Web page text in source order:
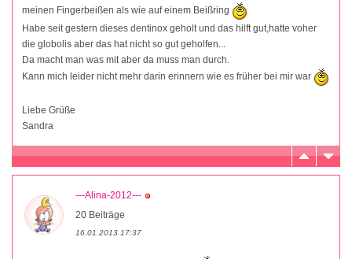
meinen Fingerbeißen als wie auf einem Beißring
Habe seit gestern dieses dentinox geholt und das hilft gut,hatte voher
die globolis aber das hat nicht so gut geholfen...
Da macht man was mit aber da muss man durch.
Kann mich leider nicht mehr darin erinnern wie es früher bei mir war
Liebe Grüße
Sandra
---Alina-2012---
20 Beiträge
16.01.2013 17:37